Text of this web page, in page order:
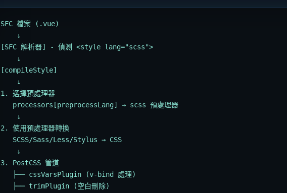
SFC 檔案 (.vue)
    ↓
[SFC 解析器] - 偵測 <style lang="scss">
    ↓
[compileStyle]
    ↓
1. 選擇預處理器
   processors[preprocessLang] → scss 預處理器
    ↓
2. 使用預處理器轉換
   SCSS/Sass/Less/Stylus → CSS
    ↓
3. PostCSS 管道
   ├── cssVarsPlugin (v-bind 處理)
   ├── trimPlugin (空白刪除)